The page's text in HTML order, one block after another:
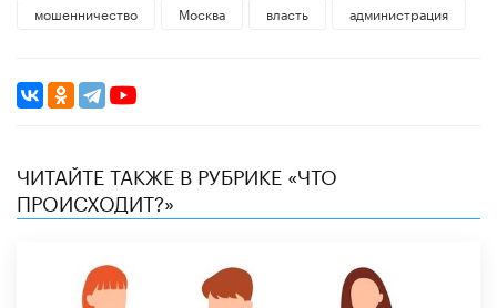
мошенничество
Москва власть администрация
ЧИТАЙТЕ ТАКЖЕ В РУБРИКЕ «ЧТО
ПРОИСХОДИТ?»